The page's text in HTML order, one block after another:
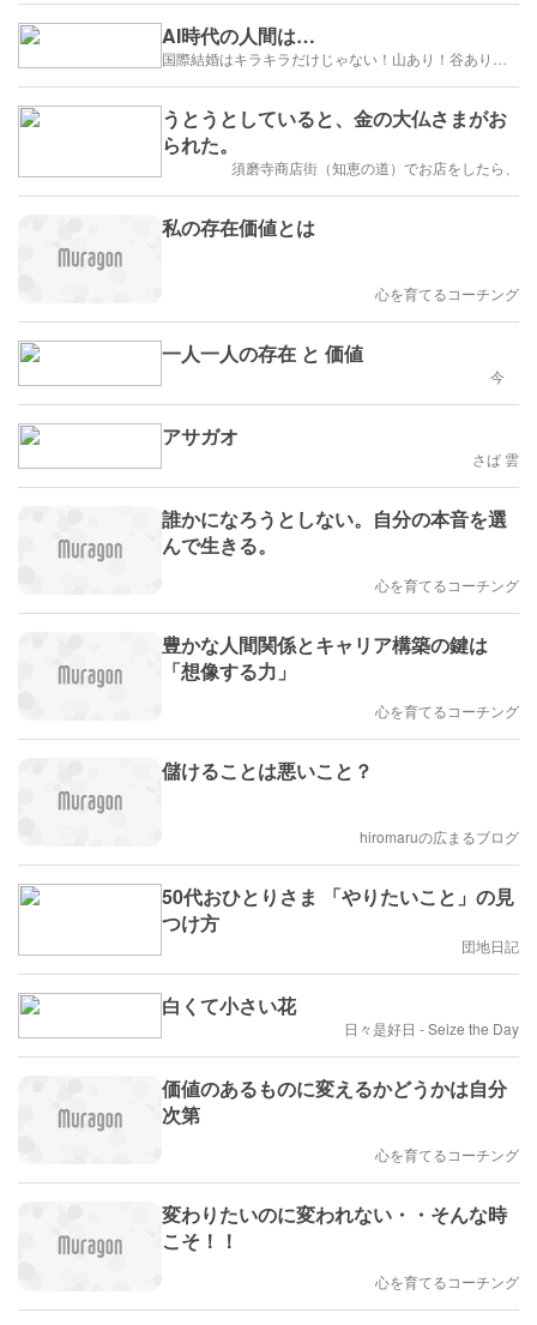
AI時代の人間は…
うとうとしていると、金の大仏さまがお
られた。
須磨寺商店街（知恵の道）でお店をしたら、
私の存在価値とは
心を育てるコーチング
一人一人の存在 と 価値
今
アサガオ
さば 雲
誰かになろうとしない。自分の本音を選
んで生きる。
心を育てるコーチング
豊かな人間関係とキャリア構築の鍵は
「想像する力」
心を育てるコーチング
儲けることは悪いこと？
hiromaruの広まるブログ
50代おひとりさま 「やりたいこと」の見
つけ方
団地日記
白くて小さい花
日々是好日 - Seize the Day
価値のあるものに変えるかどうかは自分
次第
心を育てるコーチング
変わりたいのに変われない・・そんな時
こそ！！
心を育てるコーチング